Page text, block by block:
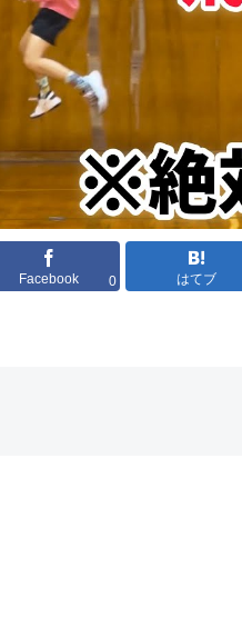
Facebook 0 はてブ